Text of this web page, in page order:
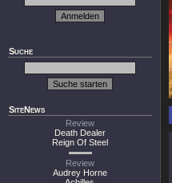
Suche
SiteNews
Review
Death Dealer
Reign Of Steel
Review
Audrey Horne